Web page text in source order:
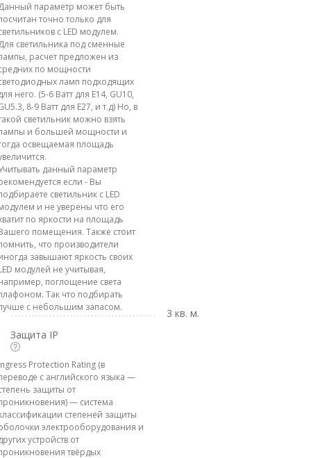
параметр может быть
точно только для
с LED модулем.
светильника под сменные
расчет предложен из
по мощности
ламп подходящих
него. (5-6 Ватт для E14, GU10,
8-9 Ватт для E27, и т.д) Но, в
светильник можно взять
и большей мощности и
освещаемая площадь
данный параметр
если - Вы
светильник с LED
и не уверены что его
по яркости на площадь
помещения. Также стоит
что производители
завышают яркость своих
модулей не учитывая,
поглощение света
Так что подбирать
с небольшим запасом.
3 кв. м.
Защита IP
Protection Rating (в
с английского языка —
защиты от
— система
степеней защиты
электрооборудования и
устройств от
твёрдых